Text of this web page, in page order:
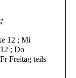
12 ; Mi
; Do
Freitag teils